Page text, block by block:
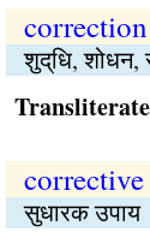
correction
शुद्‌धि, शोधन,
सुधारक उपाय